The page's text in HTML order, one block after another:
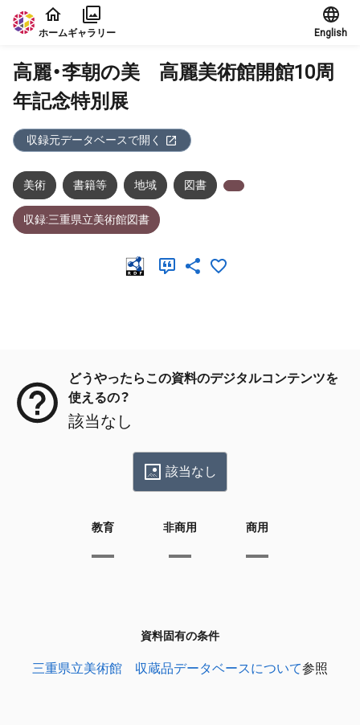
本文に飛ぶ
ホームギャラリー English
高麗・李朝の美 高麗美術館開館10周
年記念特別展
収録元データベースで開く
美術 書籍等 地域 図書
収録:三重県立美術館図書
どうやったらこの資料のデジタルコンテンツを
使えるの？
該当なし
該当なし
教育 非商用 商用
資料固有の条件
三重県立美術館 収蔵品データベースについて参照